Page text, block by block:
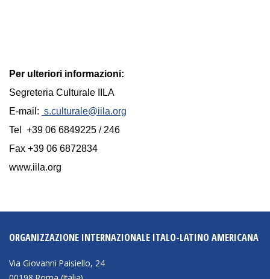
Per ulteriori informazioni:
Segreteria Culturale IILA
E-mail: s.culturale@iila.org
Tel +39 06 6849225 / 246
Fax +39 06 6872834
www.iila.org
ORGANIZZAZIONE INTERNAZIONALE ITALO-LATINO AMERICANA
Via Giovanni Paisiello, 24